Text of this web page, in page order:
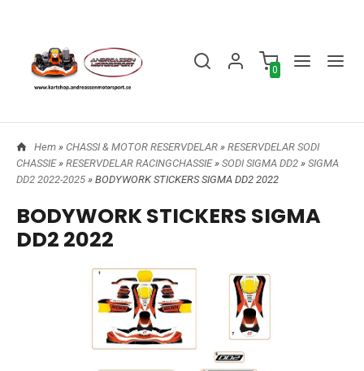
0
Hem » CHASSI & MOTOR RESERVDELAR » RESERVDELAR SODI
CHASSIE» RESERVDELAR RACINGCHASSIE» SODI SIGMA DD2 » SIGMA
DD2 2022-2025 » BODYWORK STICKERS SIGMA DD2 2022
BODYWORK STICKERS SIGMA
DD2 2022